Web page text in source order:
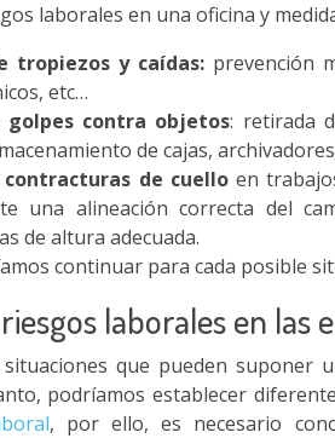
laborales en una oficina y
tropiezos y caídas: prevención
etc…
golpes contra objetos: retirada
de cajas,
contracturas de cuelloen
una alineación correcta del
de altura adecuada.
continuar para cada posible
laborales en las
situaciones que pueden suponer
podríamos establecer
, por ello, es necesario